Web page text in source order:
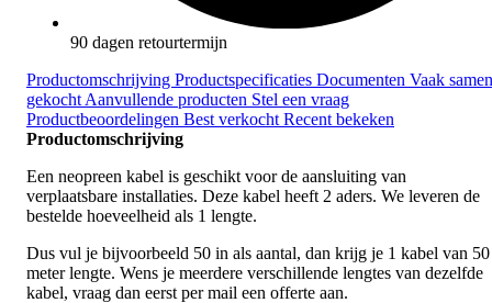
90 dagen retourtermijn
Productomschrijving Productspecificaties Documenten Vaak samen
gekocht Aanvullende producten Stel een vraag
Productbeoordelingen Best verkocht Recent bekeken
Productomschrijving
Een neopreen kabel is geschikt voor de aansluiting van
verplaatsbare installaties. Deze kabel heeft 2 aders. We leveren de
bestelde hoeveelheid als 1 lengte.
Dus vul je bijvoorbeeld 50 in als aantal, dan krijg je 1 kabel van 50
meter lengte. Wens je meerdere verschillende lengtes van dezelfde
kabel, vraag dan eerst per mail een offerte aan.